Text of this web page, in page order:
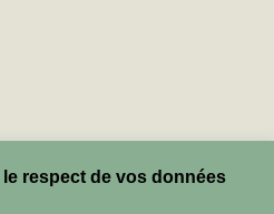
le
respect de vos données